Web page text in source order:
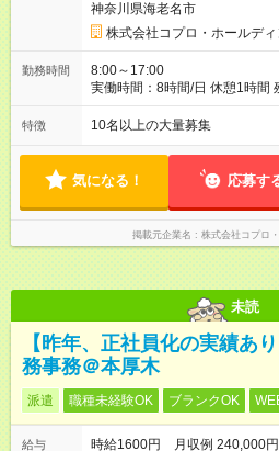
神奈川県海老名市
株式会社コプロ・ホールディ
勤務時間
8:00～17:00
実働時間：8時間/日 休憩1時間 残業はほとんどなく、定時で帰れ
る日が多い働き方です。 毎日
ので、 「今日やるべき仕事」
方を大切にしています。
特徴 10名以上の大量募集
気になる！ 応募す
掲載元企業名 株式会社コプロ
未読
【昨年、正社員化の実績あ
務事務＠本厚木
派遣 職種未経験OK ブランクOK
給与 時給1600円 月収例 240,000円